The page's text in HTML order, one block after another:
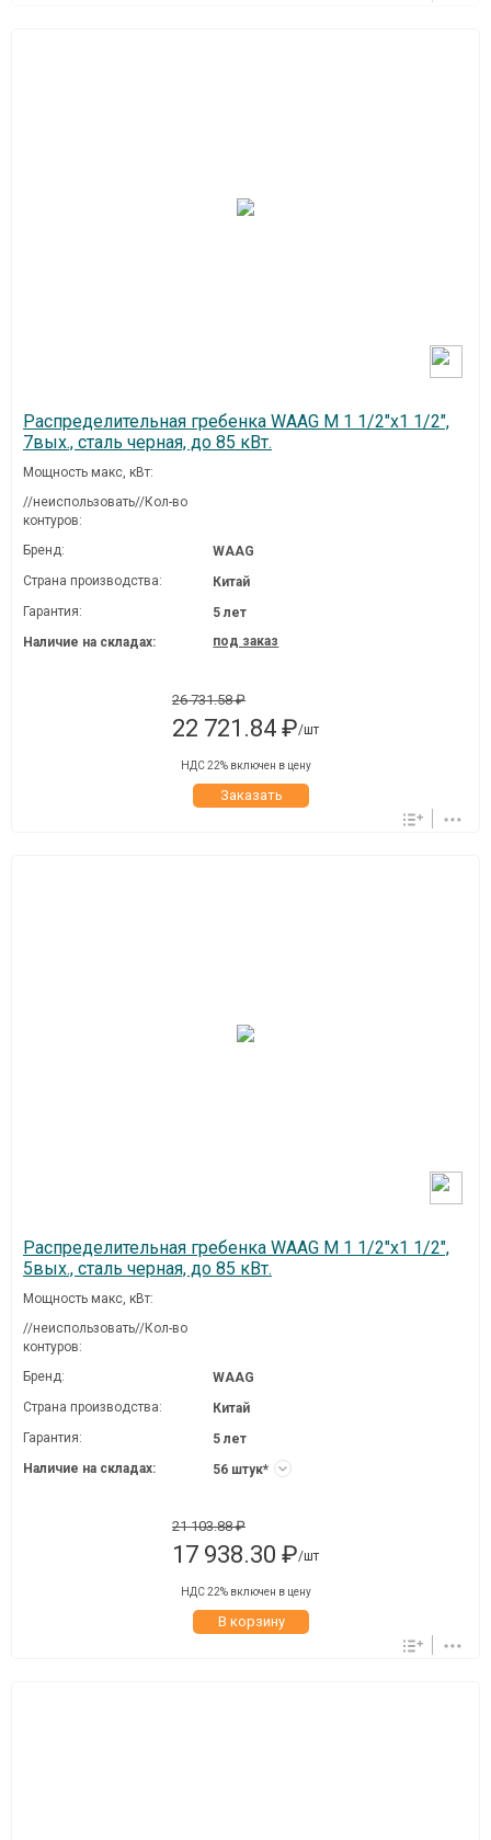
Распределительная гребенка WAAG M 1 1/2"х1 1/2",
7вых., сталь черная, до 85 кВт.
Мощность макс, кВт:
//неиспользовать//Кол-во
контуров:
Бренд:
WAAG
Страна производства:
Китай
Гарантия:
5 лет
Наличие на складах:
под заказ
26 731.58 ₽
22 721.84 ₽/шт
НДС 22% включен в цену
Заказать
Распределительная гребенка WAAG M 1 1/2"х1 1/2",
5вых., сталь черная, до 85 кВт.
Мощность макс, кВт:
//неиспользовать//Кол-во
контуров:
Бренд:
WAAG
Страна производства:
Китай
Гарантия:
5 лет
Наличие на складах:
56 штук*
21 103.88 ₽
17 938.30 ₽/шт
НДС 22% включен в цену
В корзину